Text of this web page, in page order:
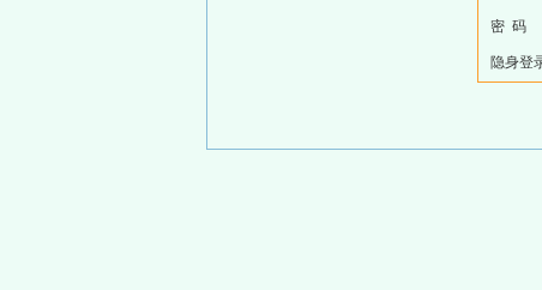
密 码
隐身登